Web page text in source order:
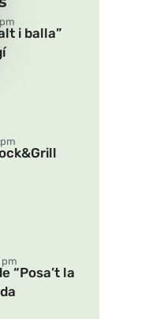
i balla”
“Posa’t la